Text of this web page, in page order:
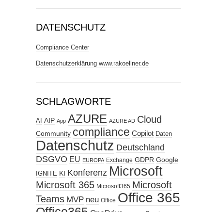
DATENSCHUTZ
Compliance Center
Datenschutzerklärung www.rakoellner.de
SCHLAGWORTE
AI AIP App AZURE AZURE AD Cloud
Community compliance Copilot Daten
Datenschutz Deutschland
DSGVO EU EUROPA Exchange GDPR Google
IGNITE KI Konferenz Microsoft
Microsoft 365 Microsoft365 Microsoft
Teams MVP neu Office Office 365